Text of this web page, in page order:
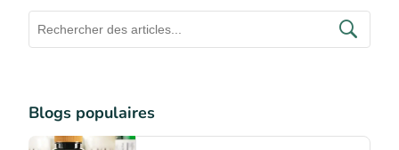
Blogs populaires